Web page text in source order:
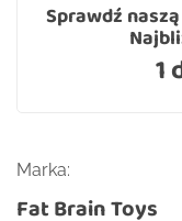
Sprawdź
1
Marka:
Fat Brain Toys